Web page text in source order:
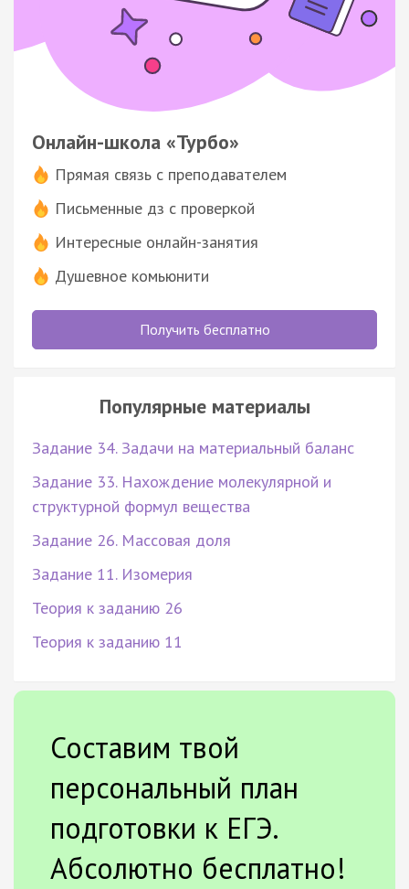
Онлайн-школа «Турбо»
Прямая связь с преподавателем
Письменные дз с проверкой
Интересные онлайн-занятия
Душевное комьюнити
Получить бесплатно
Популярные материалы
Задание 34. Задачи на материальный баланс
Задание 33. Нахождение молекулярной и
структурной формул вещества
Задание 26. Массовая доля
Задание 11. Изомерия
Теория к заданию 26
Теория к заданию 11
Составим твой
персональный план
подготовки к ЕГЭ.
Абсолютно бесплатно!